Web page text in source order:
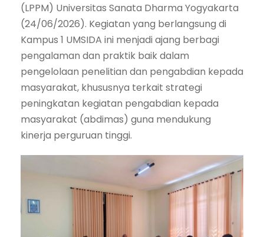
(LPPM) Universitas Sanata Dharma Yogyakarta
(24/06/2026). Kegiatan yang berlangsung di
Kampus 1 UMSIDA ini menjadi ajang berbagi
pengalaman dan praktik baik dalam
pengelolaan penelitian dan pengabdian kepada
masyarakat, khususnya terkait strategi
peningkatan kegiatan pengabdian kepada
masyarakat (abdimas) guna mendukung
kinerja perguruan tinggi.